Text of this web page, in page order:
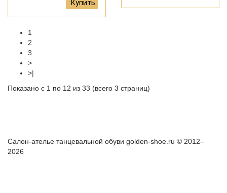
Купить
1
2
3
>
>|
Показано с 1 по 12 из 33 (всего 3 страниц)
Салон-ателье танцевальной обуви golden-shoe.ru © 2012–
2026